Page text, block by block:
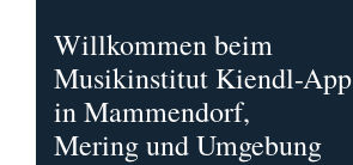
Willkommen beim
Musikinstitut Kiendl-App
in Mammendorf,
Mering und Umgebung